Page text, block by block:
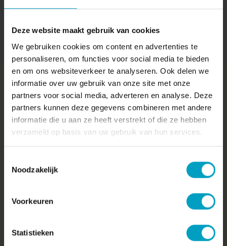
Deze website maakt gebruik van cookies
We gebruiken cookies om content en advertenties te
personaliseren, om functies voor social media te bieden
en om ons websiteverkeer te analyseren. Ook delen we
informatie over uw gebruik van onze site met onze
partners voor social media, adverteren en analyse. Deze
partners kunnen deze gegevens combineren met andere
informatie die u aan ze heeft verstrekt of die ze hebben
verzameld op basis van uw gebruik van hun services.
Noodzakelijk
Voorkeuren
Statistieken
Veelgestelde vragen
Een nieuwbouwwoning bouwen, wat houdt dat precies in?
Wij bouwen en ontwikkelen duurzaam, wat betekent dat
we rekening houden met de uitwerkingen op het milieu.